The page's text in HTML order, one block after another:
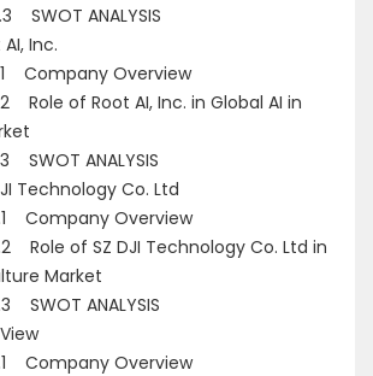
ANALYSIS
Inc.
Overview
of Root AI, Inc. in Global AI in
ANALYSIS
Co. Ltd
Overview
of SZ DJI Technology Co. Ltd in
Market
ANALYSIS
Overview